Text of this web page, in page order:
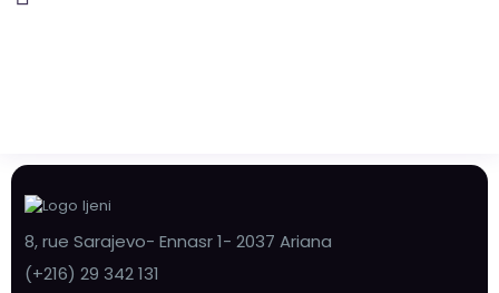
8, rue Sarajevo- Ennasr 1- 2037 Ariana
(+216) 29 342 131